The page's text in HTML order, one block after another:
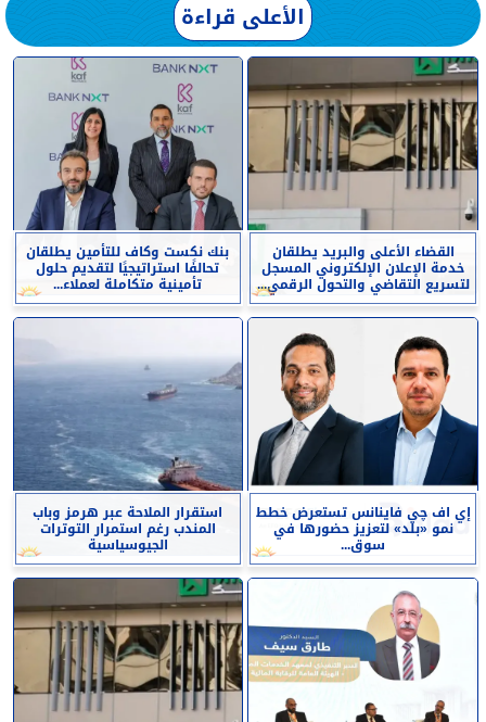
الأعلى قراءة
القضاء الأعلى والبريد يطلقان
خدمة الإعلان الإلكتروني المسجل
لتسريع التقاضي والتحول الرقمي...
بنك نكست وكاف للتأمين يطلقان
تحالفًا استراتيجيًا لتقديم حلول
تأمينية متكاملة لعملاء...
إي اف چي فاينانس تستعرض خطط
نمو «بلد» لتعزيز حضورها في
سوق...
استقرار الملاحة عبر هرمز وباب
المندب رغم استمرار التوترات
الجيوسياسية